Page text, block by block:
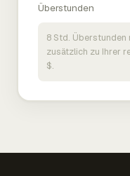
Überstunden
8 Std.
zusätzlich zu Ihrer
$.